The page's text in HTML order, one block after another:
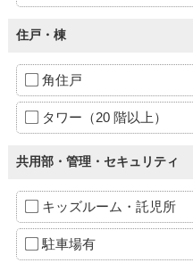
住戸・棟
角住戸
タワー（20 階以上）
共用部・管理・セキュリティ
キッズルーム・託児所
駐車場有